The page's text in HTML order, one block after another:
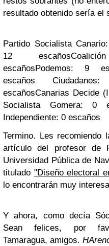
resultado obtenido sería el
Partido Socialista
12 escaños
escaños Podemos: 9
escaños
escañosCanarias Decide
Socialista Gomera: 0
Independiente: 0 escaños
Termino. Les recomiendo
artículo del profesor de
Universidad Pública de
titulado "Diseño electoral
lo encontrarán muy
Y ahora, como decía
Sean felices, por
Tamaragua, amigos.